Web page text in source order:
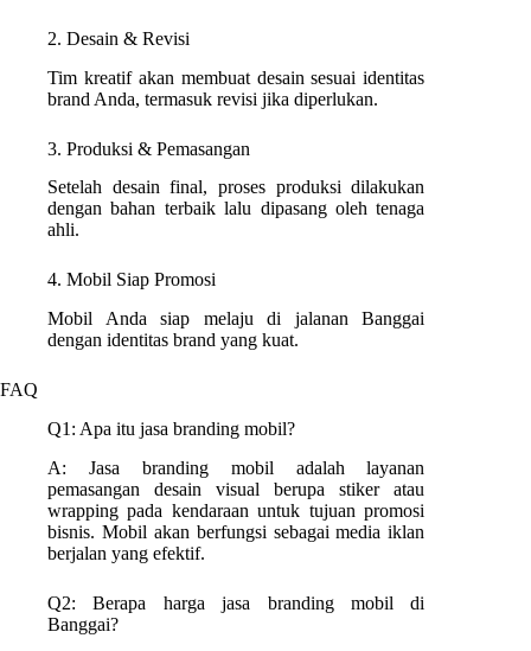
2. Desain & Revisi
Tim kreatif akan membuat desain sesuai identitas
brand Anda, termasuk revisi jika diperlukan.
3. Produksi & Pemasangan
Setelah desain final, proses produksi dilakukan
dengan bahan terbaik lalu dipasang oleh tenaga
ahli.
4. Mobil Siap Promosi
Mobil Anda siap melaju di jalanan Banggai
dengan identitas brand yang kuat.
FAQ
Q1: Apa itu jasa branding mobil?
A: Jasa branding mobil adalah layanan
pemasangan desain visual berupa stiker atau
wrapping pada kendaraan untuk tujuan promosi
bisnis. Mobil akan berfungsi sebagai media iklan
berjalan yang efektif.
Q2: Berapa harga jasa branding mobil di
Banggai?